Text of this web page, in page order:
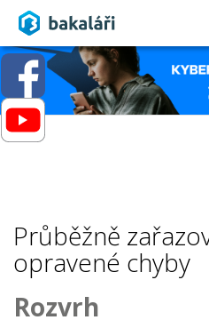
Průběžně
opravené chyby
Rozvrh